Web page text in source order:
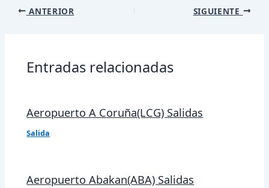
Navegación
ANTERIOR SIGUIENTE
Entradas relacionadas
Aeropuerto A Coruña(LCG) Salidas
Salida
Aeropuerto Abakan(ABA) Salidas